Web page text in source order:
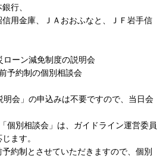
行、
Ａおおふなと、ＪＦ岩手信
ン減免制度の説明会
の個別相談会
会」の申込みは不要ですので、当日会
」は、ガイドライン運営委員
ます。
ていただきますので、個別